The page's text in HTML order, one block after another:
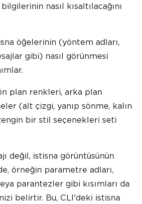
nasıl kısaltılacağını
öğelerinin (yöntem adları,
gibi) nasıl görünmesi
plan renkleri, arka plan
(alt çizgi, yanıp sönme, kalın
bir stil seçenekleri seti
değil, istisna görüntüsünün
örneğin parametre adları,
parantezler gibi kısımları da
belirtir. Bu, CLI'deki istisna